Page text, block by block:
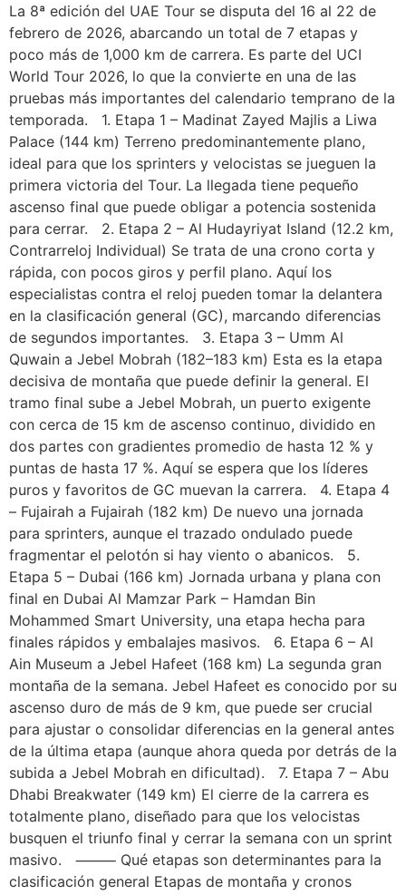
La 8ª edición del UAE Tour se disputa del 16 al 22 de
febrero de 2026, abarcando un total de 7 etapas y
poco más de 1,000 km de carrera. Es parte del UCI
World Tour 2026, lo que la convierte en una de las
pruebas más importantes del calendario temprano de la
temporada. 1. Etapa 1 – Madinat Zayed Majlis a Liwa
Palace (144 km) Terreno predominantemente plano,
ideal para que los sprinters y velocistas se jueguen la
primera victoria del Tour. La llegada tiene pequeño
ascenso final que puede obligar a potencia sostenida
para cerrar. 2. Etapa 2 – Al Hudayriyat Island (12.2 km,
Contrarreloj Individual) Se trata de una crono corta y
rápida, con pocos giros y perfil plano. Aquí los
especialistas contra el reloj pueden tomar la delantera
en la clasificación general (GC), marcando diferencias
de segundos importantes. 3. Etapa 3 – Umm Al
Quwain a Jebel Mobrah (182–183 km) Esta es la etapa
decisiva de montaña que puede definir la general. El
tramo final sube a Jebel Mobrah, un puerto exigente
con cerca de 15 km de ascenso continuo, dividido en
dos partes con gradientes promedio de hasta 12 % y
puntas de hasta 17 %. Aquí se espera que los líderes
puros y favoritos de GC muevan la carrera. 4. Etapa 4
– Fujairah a Fujairah (182 km) De nuevo una jornada
para sprinters, aunque el trazado ondulado puede
fragmentar el pelotón si hay viento o abanicos. 5.
Etapa 5 – Dubai (166 km) Jornada urbana y plana con
final en Dubai Al Mamzar Park – Hamdan Bin
Mohammed Smart University, una etapa hecha para
finales rápidos y embalajes masivos. 6. Etapa 6 – Al
Ain Museum a Jebel Hafeet (168 km) La segunda gran
montaña de la semana. Jebel Hafeet es conocido por su
ascenso duro de más de 9 km, que puede ser crucial
para ajustar o consolidar diferencias en la general antes
de la última etapa (aunque ahora queda por detrás de la
subida a Jebel Mobrah en dificultad). 7. Etapa 7 – Abu
Dhabi Breakwater (149 km) El cierre de la carrera es
totalmente plano, diseñado para que los velocistas
busquen el triunfo final y cerrar la semana con un sprint
masivo. ⸻ Qué etapas son determinantes para la
clasificación general Etapas de montaña y cronos